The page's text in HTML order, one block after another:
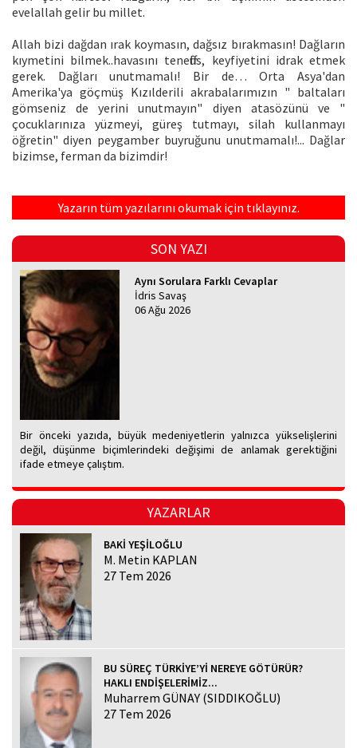
evelallah gelir bu millet.
Allah bizi dağdan ırak koymasın, dağsız bırakmasın! Dağların
kıymetini bilmek..havasını teneffüs, keyfiyetini idrak etmek
gerek. Dağları unutmamalı! Bir de… Orta Asya'dan
Amerika'ya göçmüş Kızılderili akrabalarımızın " baltaları
gömseniz de yerini unutmayın" diyen atasözünü ve "
çocuklarınıza yüzmeyi, güreş tutmayı, silah kullanmayı
öğretin" diyen peygamber buyruğunu unutmamalı!... Dağlar
bizimse, ferman da bizimdir!
Yazarın tüm yazılarını okumak için tıklayınız.
SON YAZI
Aynı Sorulara Farklı Cevaplar
İdris Savaş
06 Ağu 2026
Bir önceki yazıda, büyük medeniyetlerin yalnızca yükselişlerini
değil, düşünme biçimlerindeki değişimi de anlamak gerektiğini
ifade etmeye çalıştım.
YAZARLAR
BAKİ YEŞİLOĞLU
M. Metin KAPLAN
27 Tem 2026
BU SÜREÇ TÜRKİYE’Yİ NEREYE GÖTÜRÜR?
HAKLI ENDİŞELERİMİZ...
Muharrem GÜNAY (SIDDIKOĞLU)
27 Tem 2026